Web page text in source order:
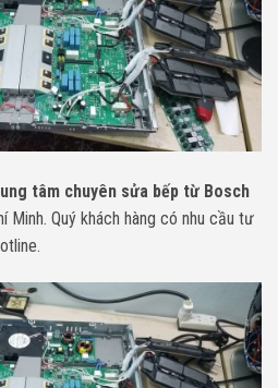
tâm chuyên sửa bếp từ Bosch
Minh. Quý khách hàng có nhu cầu tư